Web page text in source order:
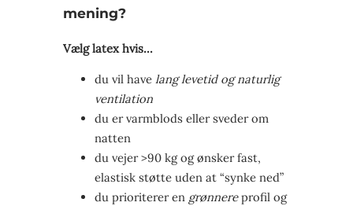
mening?
Vælg latex hvis…
du vil have lang levetid og naturlig
ventilation
du er varm­blods eller sveder om
natten
du vejer >90 kg og ønsker fast,
elastisk støtte uden at “synke ned”
du prioriterer en grønnereprofil og